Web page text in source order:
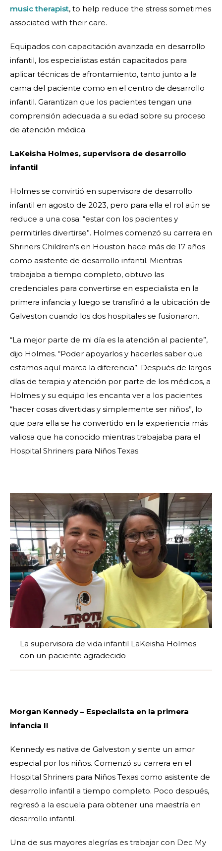
music therapist, to help reduce the stress sometimes
associated with their care.
Equipados con capacitación avanzada en desarrollo
infantil, los especialistas están capacitados para
aplicar técnicas de afrontamiento, tanto junto a la
cama del paciente como en el centro de desarrollo
infantil. Garantizan que los pacientes tengan una
comprensión adecuada a su edad sobre su proceso
de atención médica.
LaKeisha Holmes, supervisora de desarrollo
infantil
Holmes se convirtió en supervisora de desarrollo
infantil en agosto de 2023, pero para ella el rol aún se
reduce a una cosa: “estar con los pacientes y
permitirles divertirse”. Holmes comenzó su carrera en
Shriners Children's en Houston hace más de 17 años
como asistente de desarrollo infantil. Mientras
trabajaba a tiempo completo, obtuvo las
credenciales para convertirse en especialista en la
primera infancia y luego se transfirió a la ubicación de
Galveston cuando los dos hospitales se fusionaron.
“La mejor parte de mi día es la atención al paciente”,
dijo Holmes. “Poder apoyarlos y hacerles saber que
estamos aquí marca la diferencia”. Después de largos
días de terapia y atención por parte de los médicos, a
Holmes y su equipo les encanta ver a los pacientes
“hacer cosas divertidas y simplemente ser niños”, lo
que para ella se ha convertido en la experiencia más
valiosa que ha conocido mientras trabajaba para el
Hospital Shriners para Niños Texas.
La supervisora de vida infantil LaKeisha Holmes
con un paciente agradecido
Morgan Kennedy – Especialista en la primera
infancia II
Kennedy es nativa de Galveston y siente un amor
especial por los niños. Comenzó su carrera en el
Hospital Shriners para Niños Texas como asistente de
desarrollo infantil a tiempo completo. Poco después,
regresó a la escuela para obtener una maestría en
desarrollo infantil.
Una de sus mayores alegrías es trabajar con Dec My